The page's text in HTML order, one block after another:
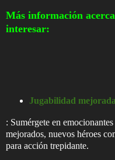
Más información
interesar:
Jugabilidad
: Sumérgete en
mejorados, nuevos héroes
para acción trepidante.